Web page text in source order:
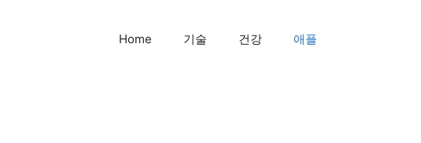
Home 기술 건강 애플